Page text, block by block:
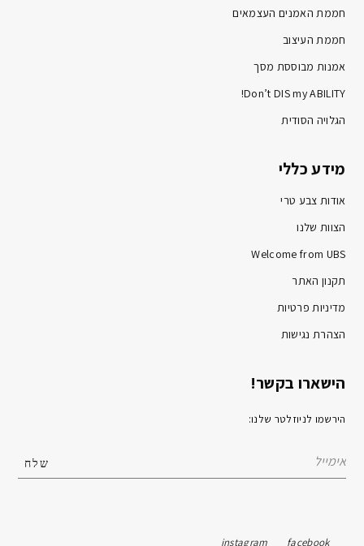
חממת האמנים העצמאים
חממת העיצוב
אמנות מבוססת מסך
Don’t DIS my ABILITY!
הגלויה הסודית
מידע כללי
אודות צבע טרי
הצוות שלנו
Welcome from UBS
תקנון האתר
מדיניות פרטיות
הצהרת נגישות
הישארו בקשר!
הירשמו לניוזלטר שלנו:
facebook
instagram